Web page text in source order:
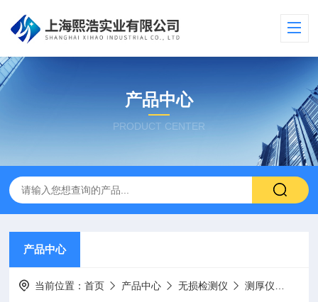
产品中心
PRODUCT CENTER
产品中心
当前位置：首页 产品中心 无损检测仪 测厚仪